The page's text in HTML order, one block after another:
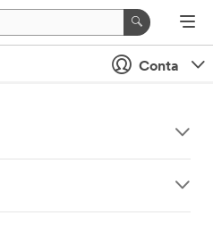
Conta